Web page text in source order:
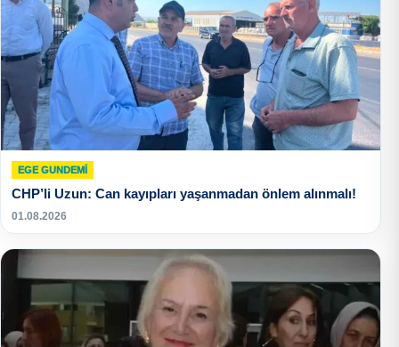
EGE GUNDEMİ
CHP’li Uzun: Can kayıpları yaşanmadan önlem alınmalı!
01.08.2026